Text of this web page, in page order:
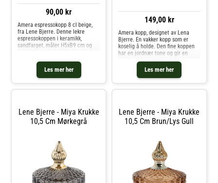
90,00 kr
Les mer her
Amera espressokopp 8 cl beige,
fra Lene Bjerre. Denne lekre
espressokoppen i keramikk,
sandfarget, måler H5xB9 cm og
eksklusive Amera-serien, kjent for
sin doble reaktive glasur. Denne
149,00 kr
Les mer her
Amera kopp, designet av Lena
Bjerre. En vakker kopp som er
koselig å holde. Den fine koppen
har en jordnær tone og gir en
hjemmekoselig følelse. Den er
laget av keramikk og tåler
oppvaskmaskin. Kjøp Kaffekopper
og andre Kopper & Krus hos Royal
Lene Bjerre - Miya Krukke
10,5 Cm Mørkegrå
Lene Bjerre - Miya Krukke
10,5 Cm Brun/lys Gull